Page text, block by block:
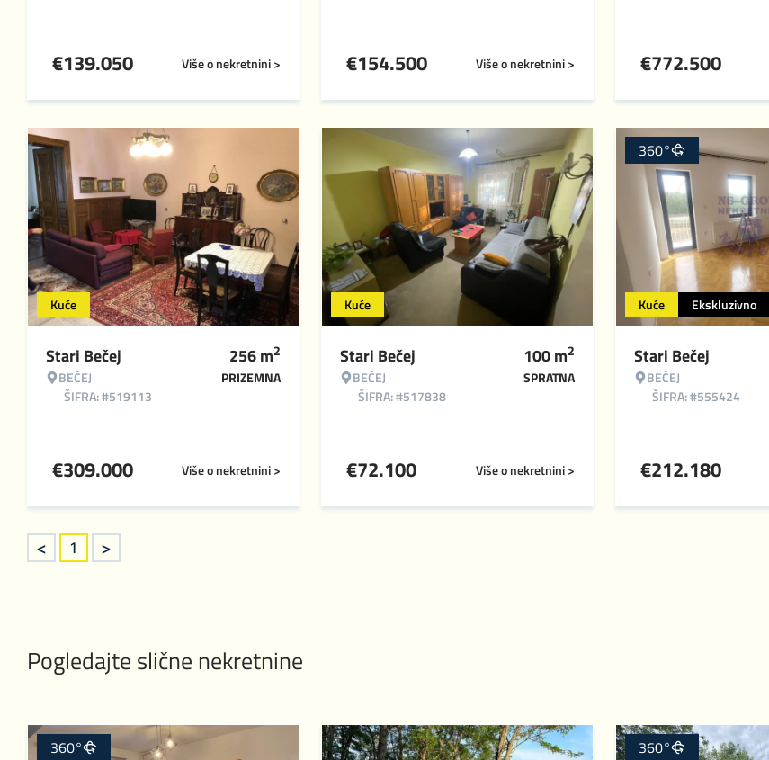
Više o nekretnini >
€139.050 Više o nekretnini >
€154.500 €772.500
Kuće
Stari Bečej
BEČEJ
ŠIFRA: #519113
256m2
PRIZEMNA
Više o nekretnini >
€309.000
Kuće
Stari Bečej
BEČEJ
ŠIFRA: #517838
100m2
SPRATNA
Više o nekretnini >
€72.100
Kuće Ekskluzivno
360°
Stari Bečej
BEČEJ
ŠIFRA: #555424
€212.180
< 1 >
Pogledajte slične nekretnine
360° 360°